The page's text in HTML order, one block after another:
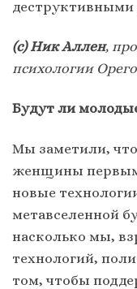
(с) Ник Аллен,
психологии
Будут ли
Мы заметили,
женщины
новые
метавселенной
насколько мы,
технологий,
том, чтобы